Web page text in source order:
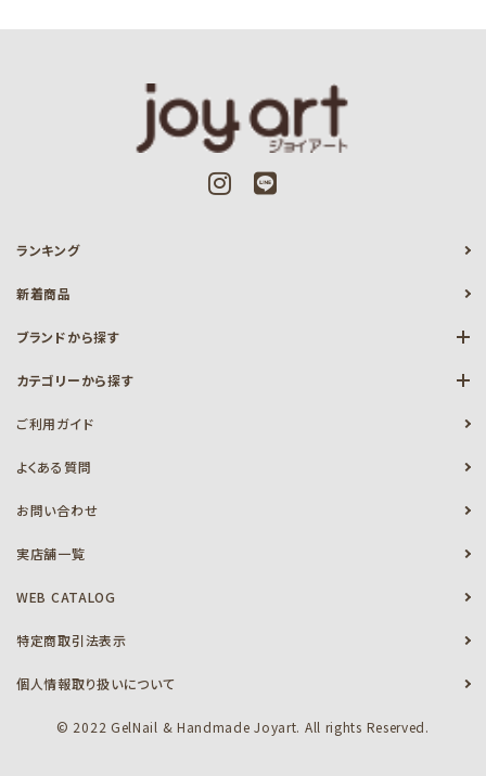
ランキング
新着商品
ブランドから探す
カテゴリーから探す
ご利用ガイド
よくある質問
お問い合わせ
実店舗一覧
WEB CATALOG
特定商取引法表示
個人情報取り扱いについて
© 2022 GelNail & Handmade Joyart. All rights Reserved.